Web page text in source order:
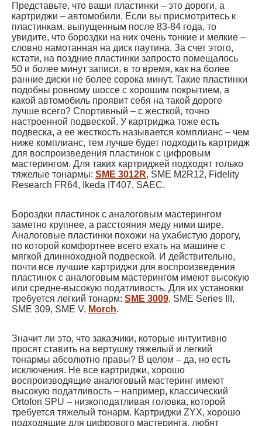
Представьте, что ваши пластинки – это дороги, а
картриджи – автомобили. Если вы присмотритесь к
пластинкам, выпущенным после 83-84 года, то
увидите, что бороздки на них очень тонкие и мелкие –
словно намотанная на диск паутина. За счет этого,
кстати, на поздние пластинки запросто помещалось
50 и более минут записи, в то время, как на более
ранние диски не более сорока минут. Такие пластинки
подобны ровному шоссе с хорошим покрытием, а
какой автомобиль проявит себя на такой дороге
лучше всего? Спортивный – с жесткой, точно
настроенной подвеской. У картриджа тоже есть
подвеска, а ее жесткость называется комплианс – чем
ниже комплианс, тем лучше будет подходить картридж
для воспроизведения пластинок с цифровым
мастерингом. Для таких картриджей подходят только
тяжелые тонармы: SME 3012R, SME M2R12, Fidelity
Research FR64, Ikeda IT407, SAEC.
Бороздки пластинок с аналоговым мастерингом
заметно крупнее, а расстояния меду ними шире.
Аналоговые пластинки похожи на ухабистую дорогу,
по которой комфортнее всего ехать на машине с
мягкой длинноходной подвеской. И действительно,
почти все лучшие картриджи для воспроизведения
пластинок с аналоговым мастерингом имеют высокую
или средне-высокую податливость. Для их установки
требуется легкий тонарм: SME 3009, SME Series III,
SME 309, SME V, Morch.
Значит ли это, что заказчики, которые интуитивно
просят ставить на вертушку тяжелый и легкий
тонармы абсолютно правы? В целом – да, но есть
исключения. Не все картриджи, хорошо
воспроизводящие аналоговый мастеринг имеют
высокую податливость – например, классический
Ortofon SPU – низкоподатливая головка, которой
требуется тяжелый тонарм. Картриджи ZYX, хорошо
подходящие для цифрового мастеринга, любят